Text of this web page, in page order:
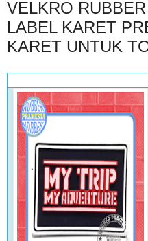
VELKRO
LABEL KARET
KARET UNTUK